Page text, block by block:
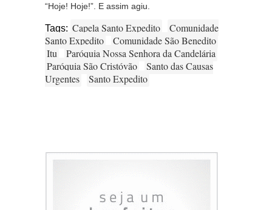
“Hoje! Hoje!”. E assim agiu.
Tags: Capela Santo Expedito
Comunidade
Santo Expedito
Comunidade São Benedito
Itu
Paróquia Nossa Senhora da Candelária
Paróquia São Cristóvão
Santo das Causas
Urgentes
Santo Expedito